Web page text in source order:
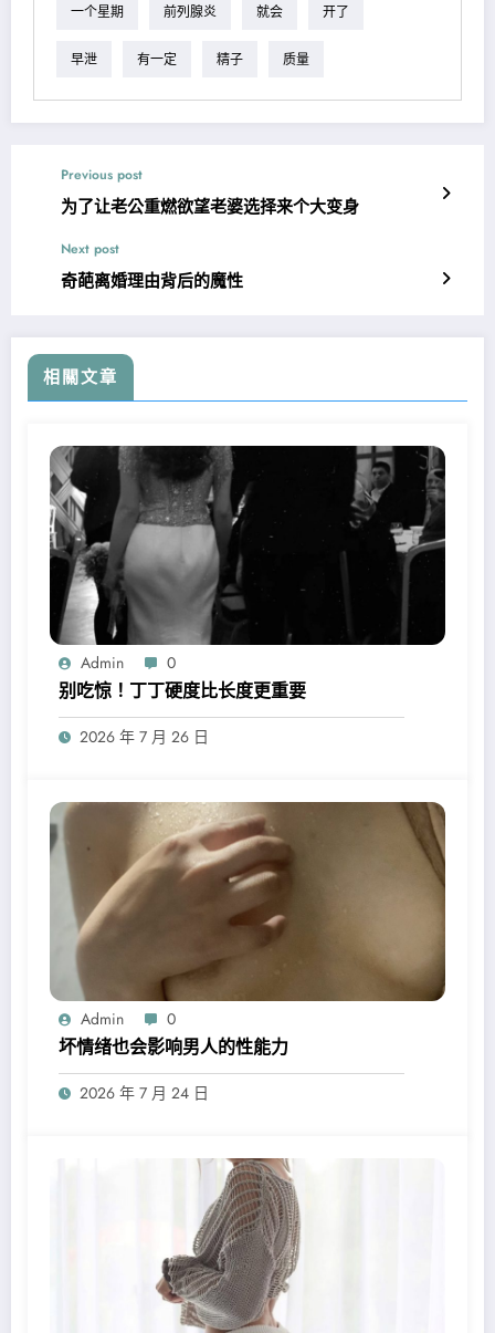
一个星期 前列腺炎 就会 开了
早泄 有一定 精子 质量
Previous post
为了让老公重燃欲望老婆选择来个大变身
Next post
奇葩离婚理由背后的魔性
相關文章
Admin 0
别吃惊！丁丁硬度比长度更重要
2026 年 7 月 26 日
Admin 0
坏情绪也会影响男人的性能力
2026 年 7 月 24 日